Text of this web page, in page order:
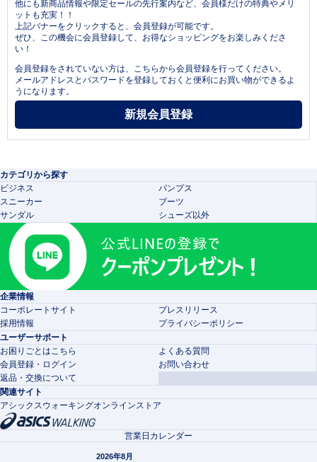
他にも新商品情報や限定セールの先行案内など、会員様だけの特典やメリ
ットも充実！！
上記バナーをクリックすると、会員登録が可能です。
ぜひ、この機会に会員登録して、お得なショッピングをお楽しみくださ
い！
会員登録をされていない方は、こちらから会員登録を行ってください。
メールアドレスとパスワードを登録しておくと便利にお買い物ができるよ
うになります。
カテゴリから探す
ビジネス
パンプス
スニーカー
ブーツ
サンダル
シューズ以外
企業情報
コーポレートサイト
プレスリリース
採用情報
プライバシーポリシー
ユーザーサポート
お困りごとはこちら
よくある質問
会員登録・ログイン
お問い合わせ
返品・交換について
関連サイト
アシックスウォーキングオンラインストア
営業日カレンダー
2026年8月